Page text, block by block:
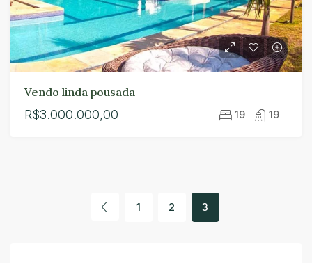
Vendo linda pousada
R$3.000.000,00 19 19
1 2 3